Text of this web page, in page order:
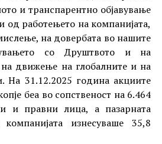
и транспарентно објавување
од работењето на компанијата,
на довербата во нашите
со Друштвото и на
движење на глобалните и на
На 31.12.2025 година акциите
беа во сопственост на 6.464
и правни лица, a пазарната
компанијата изнесуваше 35,8